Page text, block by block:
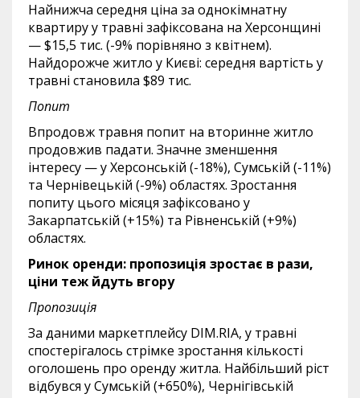
Найнижча середня ціна за однокімнатну
квартиру у травні зафіксована на Херсонщині
— $15,5 тис. (-9% порівняно з квітнем).
Найдорожче житло у Києві: середня вартість у
травні становила $89 тис.
Попит
Впродовж травня попит на вторинне житло
продовжив падати. Значне зменшення
інтересу — у Херсонській (-18%), Сумській (-11%)
та Чернівецькій (-9%) областях. Зростання
попиту цього місяця зафіксовано у
Закарпатській (+15%) та Рівненській (+9%)
областях.
Ринок оренди: пропозиція зростає в рази,
ціни теж йдуть вгору
Пропозиція
За даними маркетплейсу DIM.RIA, у травні
спостерігалось стрімке зростання кількості
оголошень про оренду житла. Найбільший ріст
відбувся у Сумській (+650%), Чернігівській